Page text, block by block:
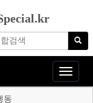
Toggle
동